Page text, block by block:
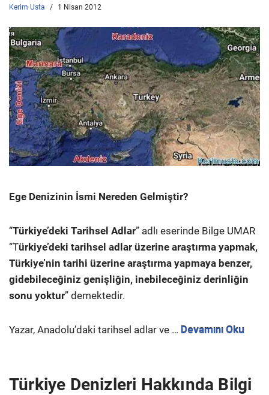
Kerim Usta 1 Nisan 2012
Ege Denizinin İsmi Nereden Gelmiştir?
“Türkiye’deki Tarihsel Adlar” adlı eserinde Bilge UMAR
“Türkiye’deki tarihsel adlar üzerine araştırma yapmak,
Türkiye’nin tarihi üzerine araştırma yapmaya benzer,
gidebileceğiniz genişliğin, inebileceğiniz derinliğin
sonu yoktur” demektedir.
Yazar, Anadolu’daki tarihsel adlar ve … Devamını Oku
Türkiye Denizleri Hakkında Bilgi